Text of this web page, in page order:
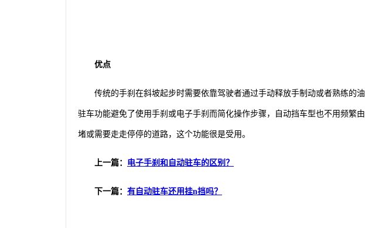
优点
传统的手刹在斜坡起步时需要依靠驾驶者通过手动释放手制动或者熟练的
驻车功能避免了使用手刹或电子手刹而简化操作步骤，自动挡车型也不用频繁
堵或需要走走停停的道路，这个功能很是受用。
上一篇： 电子手刹和自动驻车的区别？
下一篇： 有自动驻车还用挂n挡吗？